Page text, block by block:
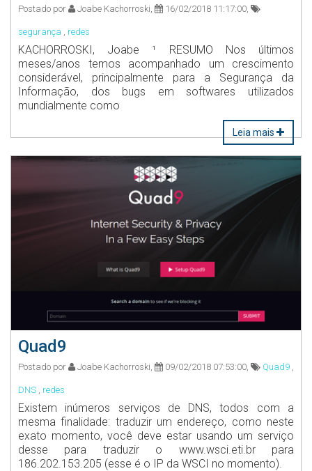
Postado por Joabe Kachorroski, 16/02/2018 11:17:00,
segurança , redes
KACHORROSKI, Joabe ¹ RESUMO Nos últimos
meses/anos temos acompanhado um crescimento
considerável, principalmente para a Segurança da
Informação, dos bugs em softwares utilizados
mundialmente como
Leia mais
Quad9
Postado por Joabe Kachorroski, 09/02/2018 07:53:00, Quad9 ,
DNS , redes
Existem inúmeros serviços de DNS, todos com a
mesma finalidade: traduzir um endereço, como neste
exato momento, você deve estar usando um serviço
desse para traduzir o www.wsci.eti.br para
186.202.153.205 (esse é o IP da WSCI no momento).